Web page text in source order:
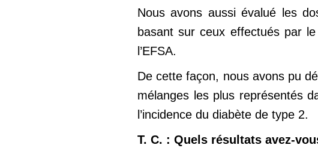
Nous avons aussi évalué les
basant sur ceux effectués par
l’EFSA.
De cette façon, nous avons pu
mélanges les plus représentés
l’incidence du diabète de type 2.
T. C. : Quels résultats avez-